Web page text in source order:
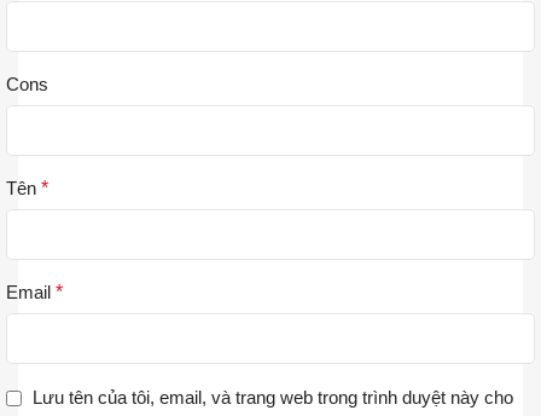
Cons
Tên *
Email *
Lưu tên của tôi, email, và trang web trong trình duyệt này cho